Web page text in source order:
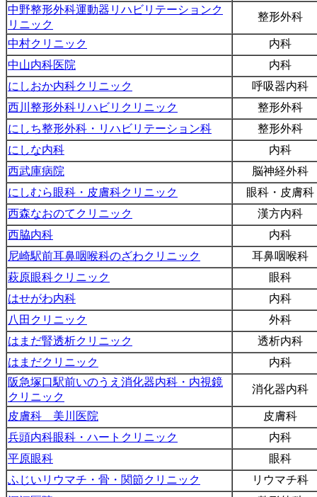
中野整形外科運動器リハビリテーションク
リニック
整形外科
中村クリニック
内科
中山内科医院
内科
にしおか内科クリニック
呼吸器内科
西川整形外科リハビリクリニック
整形外科
にしち整形外科・リハビリテーション科
整形外科
にしな内科
内科
西武庫病院
脳神経外科
にしむら眼科・皮膚科クリニック
眼科・皮膚科
西森なおのてクリニック
漢方内科
西脇内科
内科
尼崎駅前耳鼻咽喉科のざわクリニック
耳鼻咽喉科
萩原眼科クリニック
眼科
はせがわ内科
内科
八田クリニック
外科
はまだ腎透析クリニック
透析内科
はまだクリニック
内科
阪急塚口駅前いのうえ消化器内科・内視鏡
クリニック
消化器内科
皮膚科 美川医院
皮膚科
兵頭内科眼科・ハートクリニック
内科
平原眼科
眼科
ふじいリウマチ・骨・関節クリニック
リウマチ科